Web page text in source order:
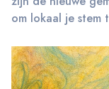
om lokaal je stem